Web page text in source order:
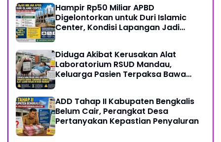
Hampir Rp50 Miliar APBD
Digelontorkan untuk Duri Islamic
Center, Kondisi Lapangan Jadi
Diduga Akibat Kerusakan Alat
Laboratorium RSUD Mandau,
Keluarga Pasien Terpaksa Bawa
Transfusi Darah
ADD Tahap II Kabupaten Bengkalis
Belum Cair, Perangkat Desa
Pertanyakan Kepastian Penyaluran